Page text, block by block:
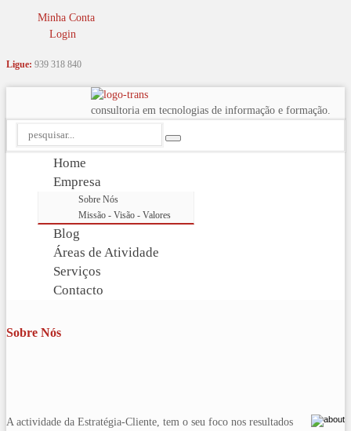
Minha Conta
Login
Ligue: 939 318 840
consultoria em tecnologias de informação e formação.
Home
Empresa
Sobre Nós
Missão - Visão - Valores
Blog
Áreas de Atividade
Serviços
Contacto
Sobre Nós
A actividade da Estratégia-Cliente, tem o seu foco nos resultados